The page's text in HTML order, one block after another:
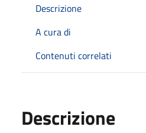
Descrizione
A cura di
Contenuti correlati
Descrizione